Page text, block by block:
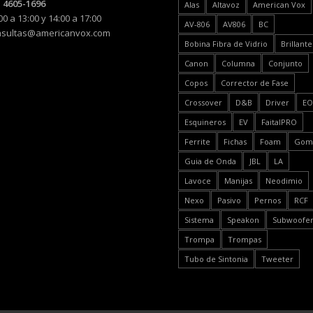
4605-1696
a 13:00 y 14:00 a 17:00
Alas
Altavoz
American Vox
AV-806
AV806
BC
Bobina Fibra de Vidrio
Canon
Columna
Conjunto
Copos
Corrector de Fase
Crossover
D&B Driver
Esquineros
EV
FaitalPRO
Ferrite
Fichas Foam
Guia de Onda
JBL
LA
Lavoce
Manijas
Neodimio
Nexo
Pasivo Pernos
RCF
Sistema
Speakon
Subwoofer
Trompa
Trompas
Tubo de Sintonia
Tweeter